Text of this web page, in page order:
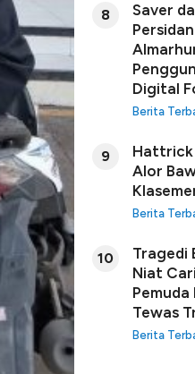
8
Saver
Digital
Berita
9
Hattrick
Alor
Berita
10
Tragedi
Niat
Tewas
Berita